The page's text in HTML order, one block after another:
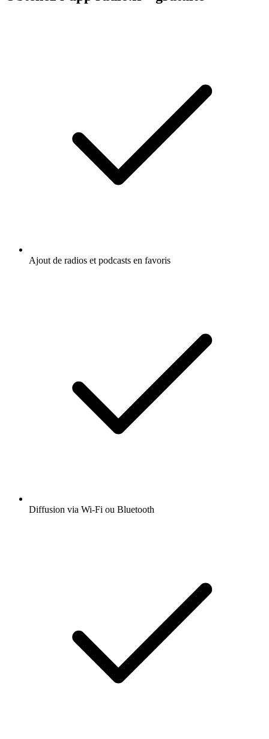
Ajout de radios et podcasts en favoris
Diffusion via Wi-Fi ou Bluetooth